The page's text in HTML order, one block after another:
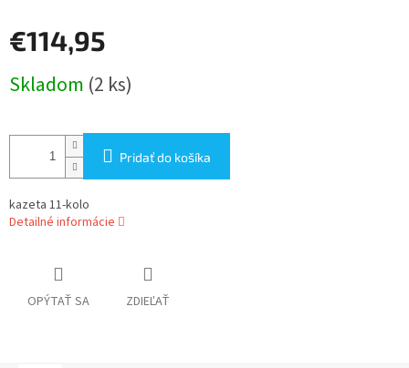
€114,95
cena:
Skladom (2 ks)
Pridať do košíka
kazeta 11-kolo
Detailné informácie
OPÝTAŤ SA ZDIEĽAŤ